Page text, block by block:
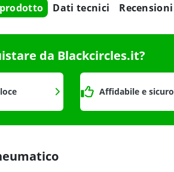
Dati tecnici Recensioni
da Blackcircles.it?
Affidabile e sicuro